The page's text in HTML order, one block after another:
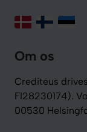
Om os
Crediteus
FI28230174).
00530